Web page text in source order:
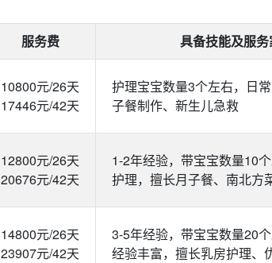
服务费
具备技能及服
10800元/26天
17446元/42天
护理宝宝数量3个左右，日
子餐制作、新生儿急救
12800元/26天
20676元/42天
1-2年经验，带宝宝数量10
护理，擅长月子餐、南北方
14800元/26天
23907元/42天
3-5年经验，带宝宝数量20
经验丰富，擅长乳房护理、